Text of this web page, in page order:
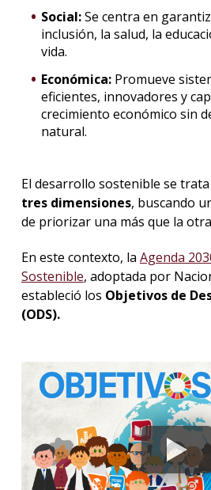
Social:Se centra en
inclusión, la salud, la
vida.
Económica:Promueve
eficientes, innovadores y
crecimiento económico sin
natural.
El desarrollo sostenible se trata
tres dimensiones, buscando
de priorizar una más que la
En este contexto, la Agenda
Sostenible, adoptada por
estableció los Objetivos de
(ODS).